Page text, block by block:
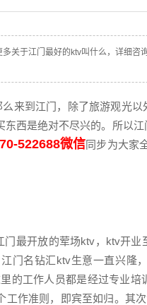
关于江门最好的ktv叫什么，详细咨
到江门，除了旅游观光以
西是绝对不尽兴的。所以
522688微信同步为大家
最开放的荤场ktv，ktv开业
门名钻汇ktv生意一直兴隆
的工作人员都是经过专业培
工作准则，即宾至如归。其